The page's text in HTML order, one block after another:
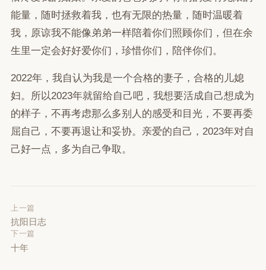
能量，随时拯救着我，也有无限的热量，随时温暖着
我，原谅我不能像弟弟一样陪着你们照顾你们，但在余
生里一定会好好爱你们，珍惜你们，陪伴你们。
2022年，我自认为我是一个合格的妻子，合格的儿媳
妇。所以2023年就留给自己吧，我想要活成自己想成为
的样子，不再考虑那么多别人的感受和目光，不要再委
屈自己，不要再退让和妥协。亲爱的自己，2023年对自
己好一点，多为自己争取。
上一篇
抗阳日志
下一篇
十年